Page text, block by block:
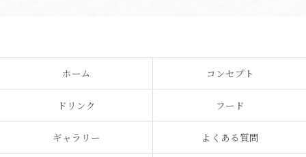
ホーム コンセプト
ドリンク フード
ギャラリー よくある質問